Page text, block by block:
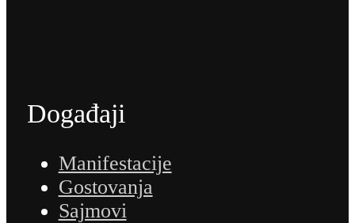
Događaji
Manifestacije
Gostovanja
Sajmovi